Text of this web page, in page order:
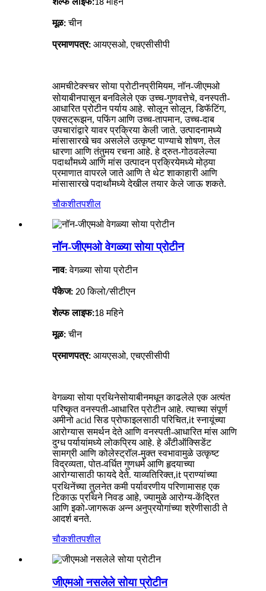
शेल्फ लाइफ:18 महिने
मूळ: चीन
प्रमाणपत्र: आयएसओ, एचएसीसीपी
आमचीटेक्स्चर सोया प्रोटीनप्रीमियम, नॉन-जीएमओ
सोयाबीनपासून बनविलेले एक उच्च-गुणवत्तेचे, वनस्पती-
आधारित प्रोटीन पर्याय आहे. सोलून सोलून, डिफॅटिंग,
एक्सट्रूझन, पफिंग आणि उच्च-तापमान, उच्च-दाब
उपचारांद्वारे यावर प्रक्रिया केली जाते. उत्पादनामध्ये
मांसासारखे चव असलेले उत्कृष्ट पाण्याचे शोषण, तेल
धारणा आणि तंतुमय रचना आहे. हे द्रुत-गोठवलेल्या
पदार्थांमध्ये आणि मांस उत्पादन प्रक्रियेमध्ये मोठ्या
प्रमाणात वापरले जाते आणि ते थेट शाकाहारी आणि
मांसासारखे पदार्थांमध्ये देखील तयार केले जाऊ शकते.
चौकशीतपशील
नॉन-जीएमओ वेगळ्या सोया प्रोटीन
नाव: वेगळ्या सोया प्रोटीन
पॅकेज: 20 किलो/सीटीएन
शेल्फ लाइफ:18 महिने
मूळ: चीन
प्रमाणपत्र: आयएसओ, एचएसीसीपी
वेगळ्या सोया प्रथिनेसोयाबीनमधून काढलेले एक अत्यंत
परिष्कृत वनस्पती-आधारित प्रोटीन आहे. त्याच्या संपूर्ण
अमीनो acid सिड प्रोफाइलसाठी परिचित,itस्नायूंच्या
आरोग्यास समर्थन देते आणि वनस्पती-आधारित मांस आणि
दुग्ध पर्यायांमध्ये लोकप्रिय आहे. हे अँटीऑक्सिडेंट
सामग्री आणि कोलेस्ट्रॉल-मुक्त स्वभावामुळे उत्कृष्ट
विद्रव्यता, पोत-वर्धित गुणधर्म आणि हृदयाच्या
आरोग्यासाठी फायदे देते. याव्यतिरिक्त,itप्राण्यांच्या
प्रथिनेंच्या तुलनेत कमी पर्यावरणीय परिणामासह एक
टिकाऊ प्रथिने निवड आहे, ज्यामुळे आरोग्य-केंद्रित
आणि इको-जागरूक अन्न अनुप्रयोगांच्या श्रेणीसाठी ते
आदर्श बनते.
चौकशीतपशील
जीएमओ नसलेले सोया प्रोटीन